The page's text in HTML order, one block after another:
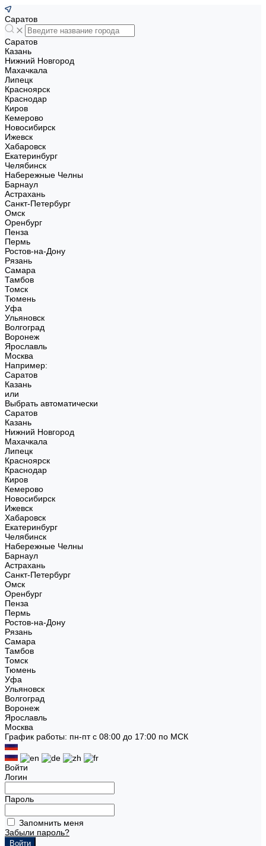
Саратов
Саратов
Казань
Нижний Новгород
Махачкала
Липецк
Красноярск
Краснодар
Киров
Кемерово
Новосибирск
Ижевск
Хабаровск
Екатеринбург
Челябинск
Набережные Челны
Барнаул
Астрахань
Санкт-Петербург
Омск
Оренбург
Пенза
Пермь
Ростов-на-Дону
Рязань
Самара
Тамбов
Томск
Тюмень
Уфа
Ульяновск
Волгоград
Воронеж
Ярославль
Москва
Например:
Саратов
Казань
или
Выбрать автоматически
Саратов
Казань
Нижний Новгород
Махачкала
Липецк
Красноярск
Краснодар
Киров
Кемерово
Новосибирск
Ижевск
Хабаровск
Екатеринбург
Челябинск
Набережные Челны
Барнаул
Астрахань
Санкт-Петербург
Омск
Оренбург
Пенза
Пермь
Ростов-на-Дону
Рязань
Самара
Тамбов
Томск
Тюмень
Уфа
Ульяновск
Волгоград
Воронеж
Ярославль
Москва
График работы: пн-пт с 08:00 до 17:00 по МСК
Войти
Логин
Пароль
Запомнить меня
Забыли пароль?